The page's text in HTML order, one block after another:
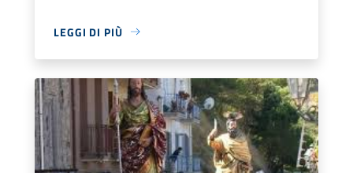
LEGGI DI PIÙ